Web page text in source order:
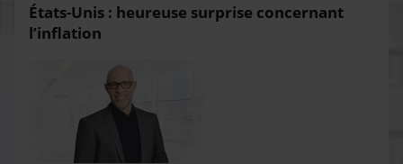
États-Unis : heureuse surprise concernant
l’inflation